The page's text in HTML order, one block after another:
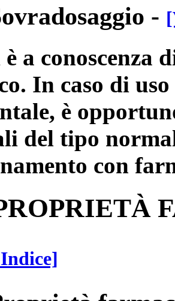
-
a conoscenza
In caso di
è
del tipo
con